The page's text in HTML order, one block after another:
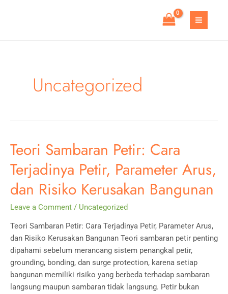
MAIN
Uncategorized
Teori Sambaran Petir: Cara
Terjadinya Petir, Parameter Arus,
dan Risiko Kerusakan Bangunan
Leave a Comment / Uncategorized
Teori Sambaran Petir: Cara Terjadinya Petir, Parameter Arus,
dan Risiko Kerusakan Bangunan Teori sambaran petir penting
dipahami sebelum merancang sistem penangkal petir,
grounding, bonding, dan surge protection, karena setiap
bangunan memiliki risiko yang berbeda terhadap sambaran
langsung maupun sambaran tidak langsung. Petir bukan